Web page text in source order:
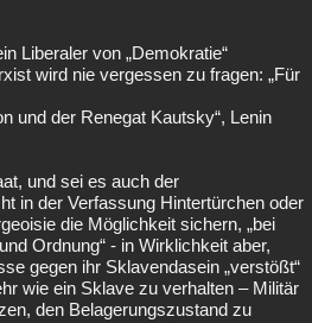
Liberaler von „Demokratie“
wird nie vergessen zu fragen: „Für
und der Renegat Kautsky“, Lenin
und sei es auch der
in der Verfassung Hintertürchen oder
die Möglichkeit sichern, „bei
Ordnung“ - in Wirklichkeit aber,
gegen ihr Sklavendasein „verstößt“
wie ein Sklave zu verhalten – Militär
den Belagerungszustand zu